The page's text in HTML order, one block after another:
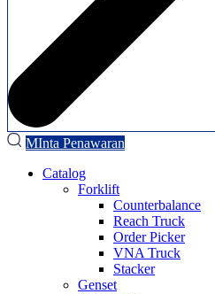
MInta Penawaran
Catalog
Forklift
Counterbalance
Reach Truck
Order Picker
VNA Truck
Stacker
Genset